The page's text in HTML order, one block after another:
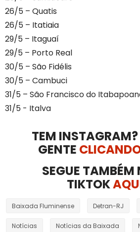
26/5 – Quatis
26/5 – Itatiaia
29/5 – Itaguaí
29/5 – Porto Real
30/5 – São Fidélis
30/5 – Cambuci
31/5 – São Francisco do
31/5 - Italva
TEM INSTAGRAM?
GENTE
SEGUE TAMBÉM
TIKTOK
Baixada Fluminense Detran-RJ
Notícias Notícias da Baixada